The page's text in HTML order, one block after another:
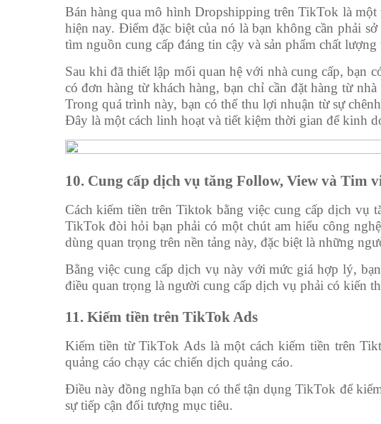
Bán hàng qua mô hình Dropshipping trên TikTok là
hiện nay. Điểm đặc biệt của nó là bạn không cần phải
tìm nguồn cung cấp đáng tin cậy và sản phẩm chất
Sau khi đã thiết lập mối quan hệ với nhà cung cấp, bạn
có đơn hàng từ khách hàng, bạn chỉ cần đặt hàng từ
Trong quá trình này, bạn có thể thu lợi nhuận từ sự
Đây là một cách linh hoạt và tiết kiệm thời gian để kinh
10. Cung cấp dịch vụ tăng Follow, View và Tim
Cách kiếm tiền trên Tiktok bằng việc cung cấp dịch
TikTok đòi hỏi bạn phải có một chút am hiểu công
dùng quan trọng trên nền tảng này, đặc biệt là những
Bằng việc cung cấp dịch vụ này với mức giá hợp lý,
điều quan trọng là người cung cấp dịch vụ phải có kiến
11. Kiếm tiền trên TikTok Ads
Kiếm tiền từ TikTok Ads là một cách kiếm tiền trên
quảng cáo chạy các chiến dịch quảng cáo.
Điều này đồng nghĩa bạn có thể tận dụng TikTok để
sự tiếp cận đối tượng mục tiêu.